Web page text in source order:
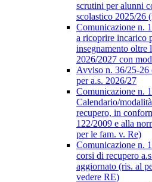
scrutini per alunni
scolastico 2025/26
Comunicazione n.
a ricoprire incarico
insegnamento oltre
2026/2027 con
Avviso n. 36/25-26
per a.s. 2026/27
Comunicazione n.
Calendario/
recupero, in
122/2009 e alla
per le fam. v. Re)
Comunicazione n.
corsi di recupero
aggiornato (ris. al
vedere RE)